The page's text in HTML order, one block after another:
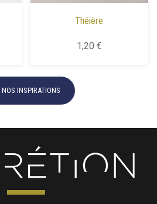
Théière
1,20 €
NOS INSPIRATIONS